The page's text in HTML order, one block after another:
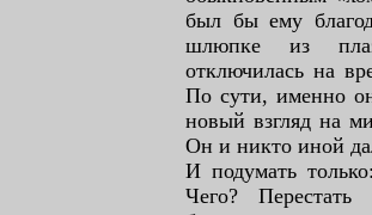
был бы ему
шлюпке из
отключилась на
По сути, именно
новый взгляд на
Он и никто иной
И подумать
Чего? Перестать